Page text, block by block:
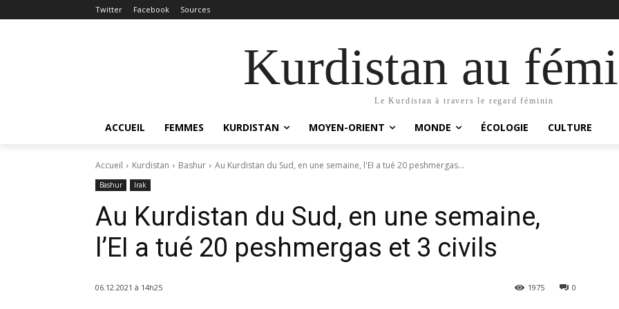
Twitter Facebook Sources
Kurdistan au
Le Kurdistan à travers le regard féminin
ACCUEIL FEMMES KURDISTAN MOYEN-ORIENT MONDE ÉCOLOGIE CULTURE
Accueil Kurdistan Bashur Au Kurdistan du Sud, en une semaine, l'EI a tué 20 peshmergas...
Bashur Irak
Au Kurdistan du Sud, en une semaine,
l’EI a tué 20 peshmergas et 3 civils
06.12.2021 à 14h25 0
1975